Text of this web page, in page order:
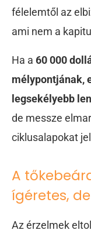
félelemtől az
ami nem a
Ha a 60 000
mélypontjának,
legsekélyebb
de messze
ciklusalapokat
A
ígéretes,
Az érzelmek